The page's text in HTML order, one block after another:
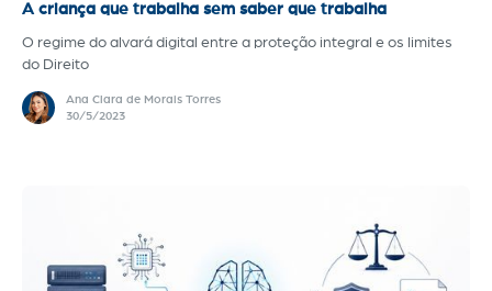
A criança que trabalha sem saber que trabalha
O regime do alvará digital entre a proteção integral e os limites
do Direito
Ana Clara de Morais Torres
30/5/2023